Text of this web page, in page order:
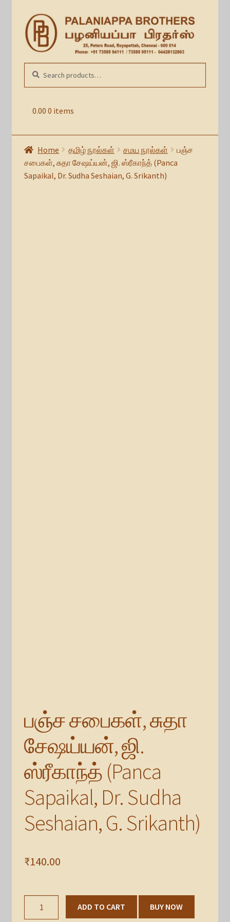
Skip
to
navigation
Skip
to
content
0.00 0 items
for:
Home தமிழ் நூல்கள் சமய நூல்கள்
பஞ்ச
சபைகள், சுதா சேஷய்யன், ஜி. ஸ்ரீகாந்த் (Panca
Sapaikal, Dr. Sudha Seshaian, G. Srikanth)
பஞ்ச சபைகள், சுதா
சேஷய்யன், ஜி.
ஸ்ரீகாந்த் (Panca
Sapaikal, Dr. Sudha
Seshaian, G. Srikanth)
₹140.00
ADD TO CART BUY NOW